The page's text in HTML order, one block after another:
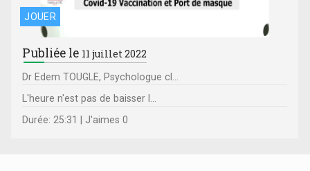
JOUER
Publiée le 11 juillet 2022
Dr Edem TOUGLE, Psychologue cl...
L'heure n'est pas de baisser l...
Durée: 25:31 | J'aimes 0